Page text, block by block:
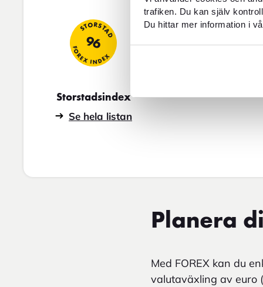
trafiken. Du kan själv
Du hittar mer information i
STORSTAD
96
FOREX INDEX
Storstadsindex
Se hela listan
Planera
Med FOREX kan du
valutaväxling av euro